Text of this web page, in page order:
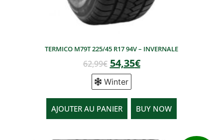
TERMICO M79T 225/45 R17 94V – INVERNALE
62,99€ 54,35€
Winter
AJOUTER AU PANIER BUY NOW